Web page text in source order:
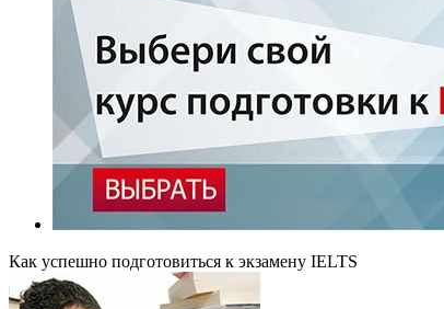
Как успешно подготовиться к экзамену IELTS